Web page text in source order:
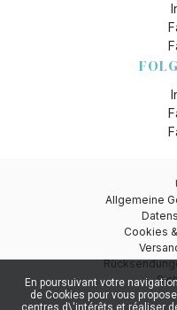
Allgemeine
Cookies
En poursuivant votre
de Cookies pour vous
centres d\'intérêts et réaliser